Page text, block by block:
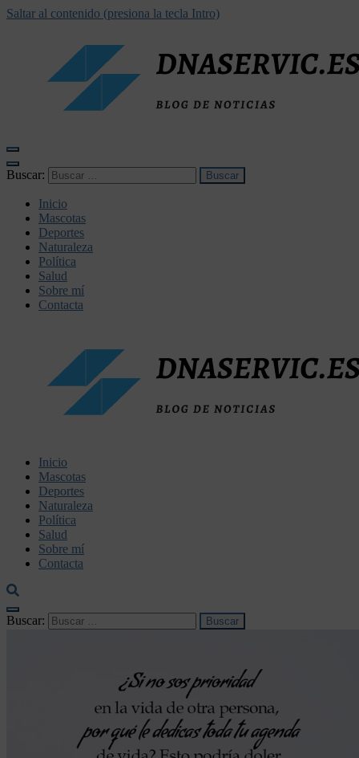
Saltar al contenido (presiona la tecla Intro)
Buscar:
Inicio
Mascotas
Deportes
Naturaleza
Política
Salud
Sobre mí
Contacta
dnaservic.es
Inicio
Mascotas
Deportes
Naturaleza
Política
Salud
Sobre mí
Contacta
Buscar: